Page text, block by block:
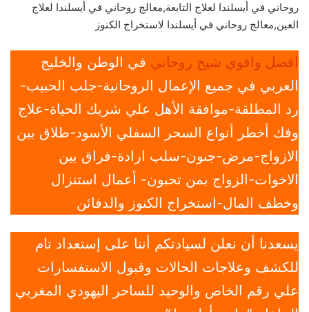
روحاني في أيسلندا لعلاج التابعة,معالج روحاني في أيسلندا لعلاج
العين,معالج روحاني في أيسلندا لاستخراج الكنوز
افضل واقوي شيخ روحاني في الوطن والخليج
العربي في جميع الإعمال الروحانية-جلب الحبيب-
رد المطلقة-موافقة الأهل علي شريك الحياة-علاج
وفك أخطر أنواع السحر السفلي الأسود-طلاق بين
الازواج-مرض-جنون-سلب ارادة-فراق بين
الاخوات-الزواج بمن تحبون- أعمال استنزال
وخطف المال-استخراج الكنوز والدفائن
يسعدنا أن نعلن لسيادتكم أننا على إستعداد تام
للكشف وعلاجات الحالات وقبول الاستفسارات
علي رقم الخاص والوحيد للساحر اليهودي المغربي